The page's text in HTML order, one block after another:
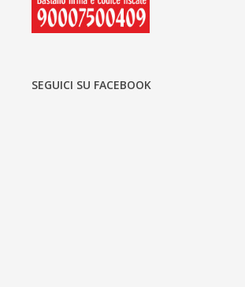
SEGUICI SU FACEBOOK